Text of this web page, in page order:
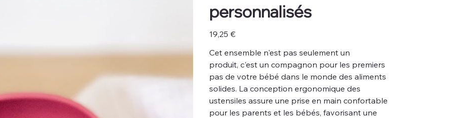
personnalisés
Prix
19,25 €
Cet ensemble n'est pas seulement un
produit, c'est un compagnon pour les premiers
pas de votre bébé dans le monde des aliments
solides. La conception ergonomique des
ustensiles assure une prise en main confortable
pour les parents et les bébés, favorisant une